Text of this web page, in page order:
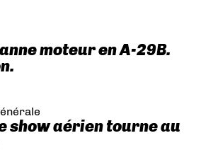
moteur en A-29B.
show aérien tourne au